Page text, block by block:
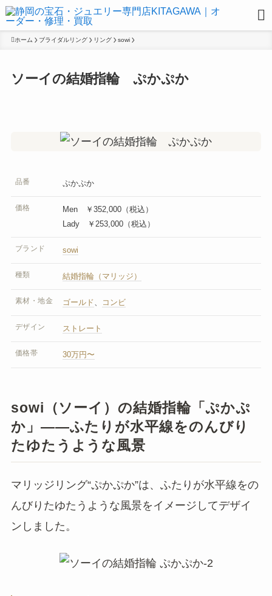
ホーム ブライダルリング リング sowi
ソーイの結婚指輪 ぷかぷか
品番 ぷかぷか
価格
Men ￥352,000（税込）
Lady ￥253,000（税込）
ブランド sowi
種類 結婚指輪（マリッジ）
素材・地金 ゴールド、 コンビ
デザイン ストレート
価格帯 30万円〜
sowi（ソーイ）の結婚指輪「ぷかぷ
か」——ふたりが水平線をのんびり
たゆたうような風景
マリッジリング“ぷかぷか”は、ふたりが水平線をの
んびりたゆたうような風景をイメージしてデザイ
ンしました。